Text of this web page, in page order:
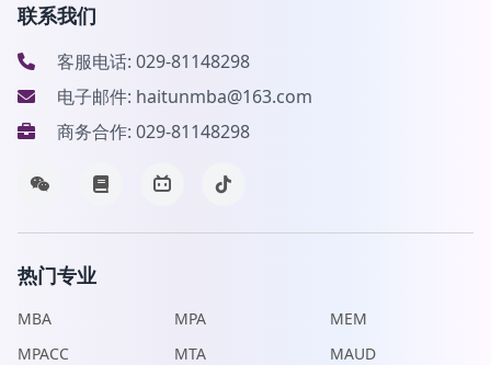
联系我们
客服电话: 029-81148298
电子邮件: haitunmba@163.com
商务合作: 029-81148298
热门专业
MBA MPA
MEM
MPACC
MTA MAUD